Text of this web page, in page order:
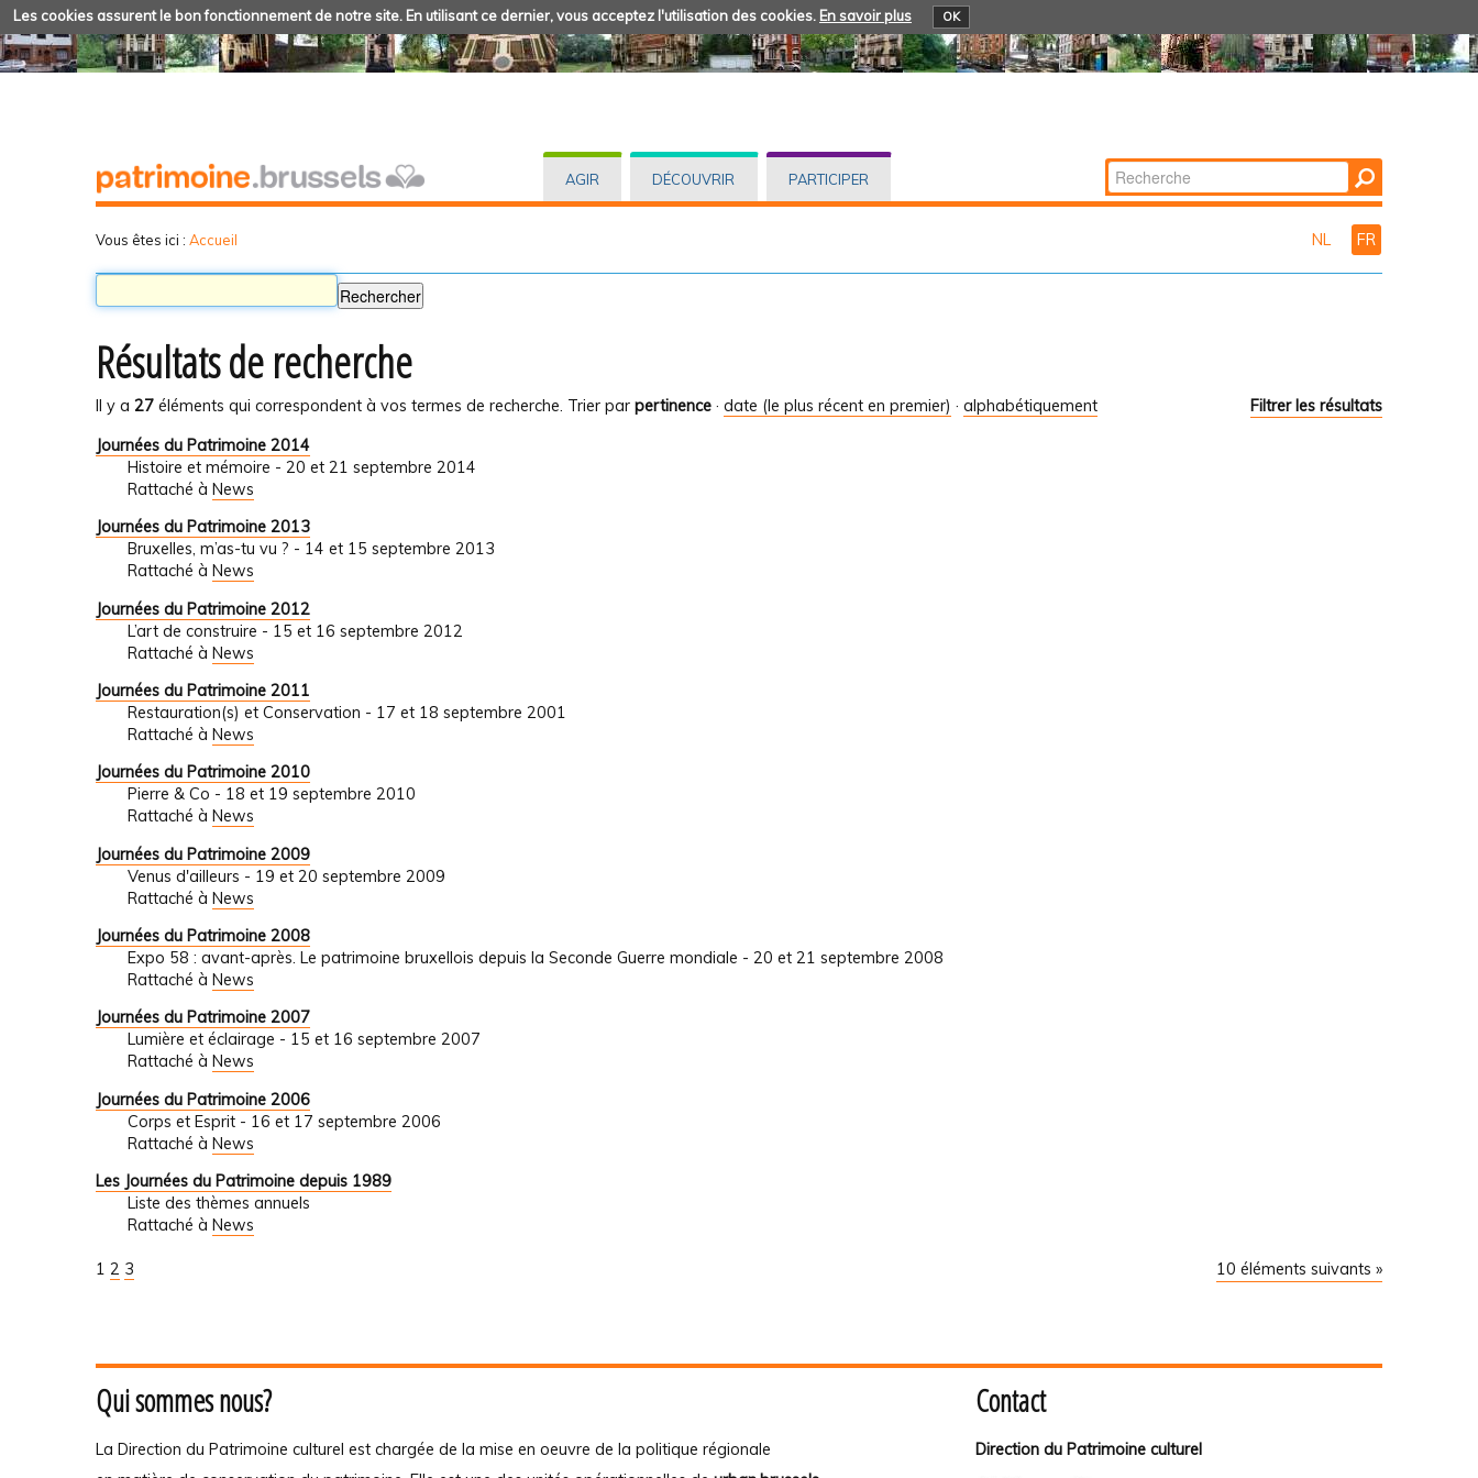
Les cookies assurent le bon fonctionnement de notre site. En utilisant ce dernier, vous acceptez l'utilisation des cookies. En savoir plus OK
AGIR DÉCOUVRIR PARTICIPER Chercher par
Recherche
Vous êtes ici : Accueil NL FR
Résultats de recherche
Il y a 27 éléments qui correspondent à vos termes de recherche. Filtrer les résultats
Trier par pertinence · date (le plus récent en premier) · alphabétiquement
Journées du Patrimoine 2014
Histoire et mémoire - 20 et 21 septembre 2014
Rattaché à News
Journées du Patrimoine 2013
Bruxelles, m’as-tu vu ? - 14 et 15 septembre 2013
Rattaché à News
Journées du Patrimoine 2012
L’art de construire - 15 et 16 septembre 2012
Rattaché à News
Journées du Patrimoine 2011
Restauration(s) et Conservation - 17 et 18 septembre 2001
Rattaché à News
Journées du Patrimoine 2010
Pierre & Co - 18 et 19 septembre 2010
Rattaché à News
Journées du Patrimoine 2009
Venus d'ailleurs - 19 et 20 septembre 2009
Rattaché à News
Journées du Patrimoine 2008
Expo 58 : avant-après. Le patrimoine bruxellois depuis la Seconde Guerre mondiale - 20 et 21 septembre 2008
Rattaché à News
Journées du Patrimoine 2007
Lumière et éclairage - 15 et 16 septembre 2007
Rattaché à News
Journées du Patrimoine 2006
Corps et Esprit - 16 et 17 septembre 2006
Rattaché à News
Les Journées du Patrimoine depuis 1989
Liste des thèmes annuels
Rattaché à News
10 éléments suivants »
1 2 3
Qui sommes nous?
La Direction du Patrimoine culturel est chargée de la mise en oeuvre de la politique régionale
Contact
Direction du Patrimoine culturel